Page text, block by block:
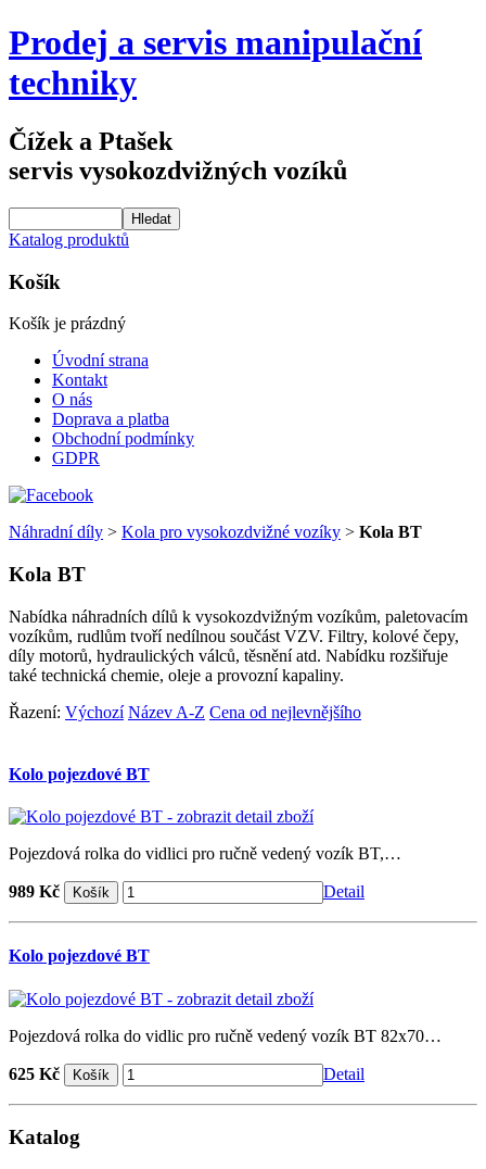
Prodej a servis manipulační
techniky
Čížek a Ptašek
servis vysokozdvižných vozíků
Katalog produktů
Košík
Košík je prázdný
Úvodní strana
Kontakt
O nás
Doprava a platba
Obchodní podmínky
GDPR
Náhradní díly > Kola pro vysokozdvižné vozíky > Kola BT
Kola BT
Nabídka náhradních dílů k vysokozdvižným vozíkům, paletovacím
vozíkům, rudlům tvoří nedílnou součást VZV. Filtry, kolové čepy,
díly motorů, hydraulických válců, těsnění atd. Nabídku rozšiřuje
také technická chemie, oleje a provozní kapaliny.
Řazení: Výchozí Název A-Z Cena od nejlevnějšího
Kolo pojezdové BT
Pojezdová rolka do vidlici pro ručně vedený vozík BT,…
989 Kč Detail
Kolo pojezdové BT
Pojezdová rolka do vidlic pro ručně vedený vozík BT 82x70…
625 Kč Detail
Katalog